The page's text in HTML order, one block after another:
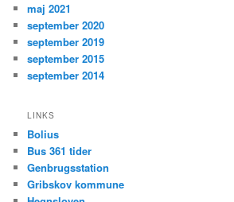
maj 2021
september 2020
september 2019
september 2015
september 2014
LINKS
Bolius
Bus 361 tider
Genbrugsstation
Gribskov kommune